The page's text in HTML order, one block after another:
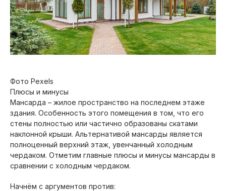
Фото Pexels
Плюсы и минусы
Мансарда – жилое пространство на последнем этаже
здания. Особенность этого помещения в том, что его
стены полностью или частично образованы скатами
наклонной крыши. Альтернативой мансарды является
полноценный верхний этаж, увенчанный холодным
чердаком. Отметим главные плюсы и минусы мансарды в
сравнении с холодным чердаком.
Начнём с аргументов против: